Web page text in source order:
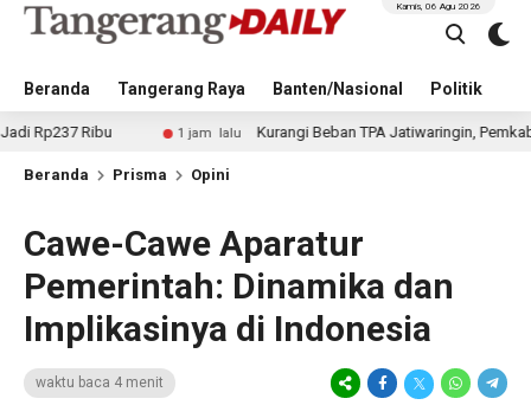
Beranda Tangerang Raya Banten/Nasional Politik
Kamis, 06 Agu 2026
1 jam lalu Kurangi Beban TPA Jatiwaringin, Pemkab Tangerang
Beranda Prisma Opini
Cawe-Cawe Aparatur
Pemerintah: Dinamika dan
Implikasinya di Indonesia
waktu baca 4 menit